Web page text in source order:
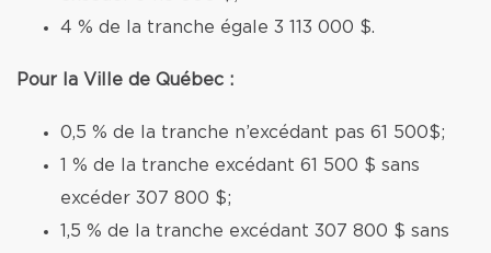
4 % de la tranche égale 3 113 000 $.
Pour la Ville de Québec :
0,5 % de la tranche n’excédant pas 61 500$;
1 % de la tranche excédant 61 500 $ sans
excéder 307 800 $;
1,5 % de la tranche excédant 307 800 $ sans